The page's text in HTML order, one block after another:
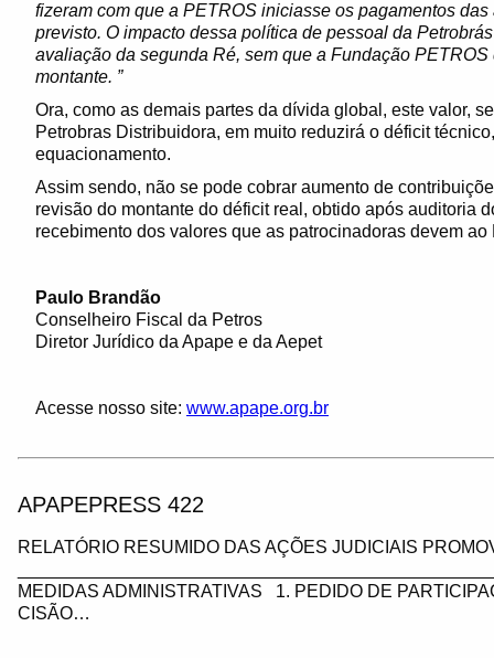
fizeram com que a PETROS iniciasse os pagamentos
previsto. O impacto dessa política de pessoal da
avaliação da segunda Ré, sem que a Fundação
montante. ”
Ora, como as demais partes da dívida global, este valor,
Petrobras Distribuidora, em muito reduzirá o déficit
equacionamento.
Assim sendo, não se pode cobrar aumento de
revisão do montante do déficit real, obtido após auditoria
recebimento dos valores que as patrocinadoras devem
Paulo Brandão
Conselheiro Fiscal da Petros
Diretor Jurídico da Apape e da Aepet
Acesse nosso site: www.apape.org.br
APAPEPRESS 422
RELATÓRIO RESUMIDO DAS AÇÕES JUDICIAIS
MEDIDAS ADMINISTRATIVAS 1. PEDIDO DE
CISÃO…